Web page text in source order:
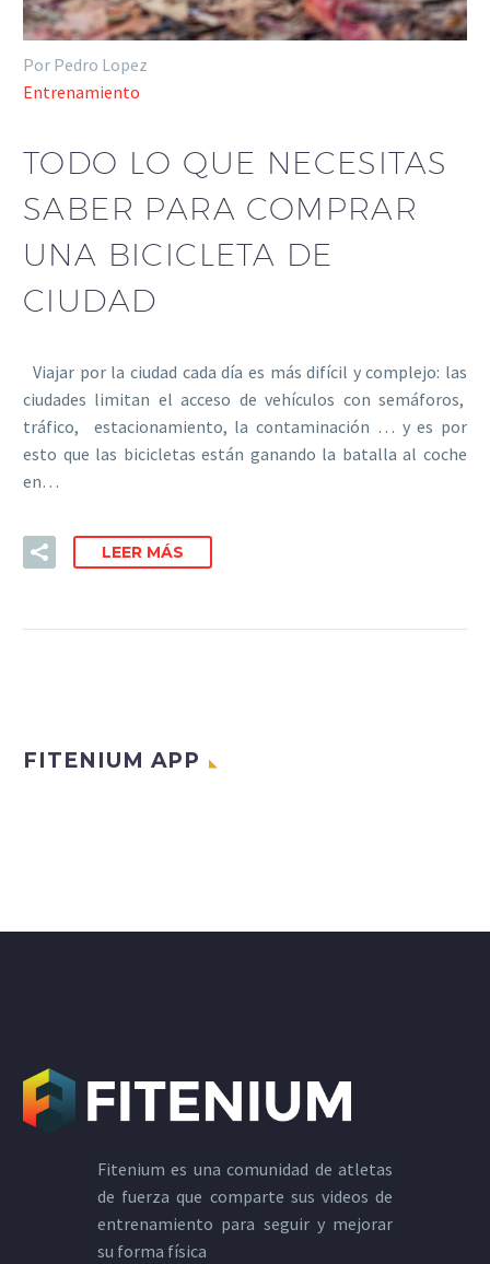
Por Pedro Lopez
Entrenamiento
TODO LO QUE NECESITAS
SABER PARA COMPRAR
UNA BICICLETA DE
CIUDAD
Viajar por la ciudad cada día es más difícil y complejo: las
ciudades limitan el acceso de vehículos con semáforos,
tráfico, estacionamiento, la contaminación … y es por
esto que las bicicletas están ganando la batalla al coche
en…
LEER MÁS
FITENIUM APP
Fitenium es una comunidad de atletas
de fuerza que comparte sus videos de
entrenamiento para seguir y mejorar
su forma física